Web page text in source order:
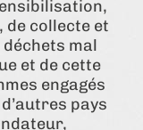
de collecte et
déchets mal
et de cette
engagés
pays